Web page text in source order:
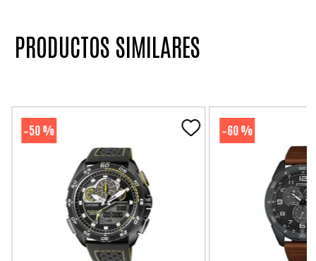
PRODUCTOS SIMILARES
-50 % -60 %